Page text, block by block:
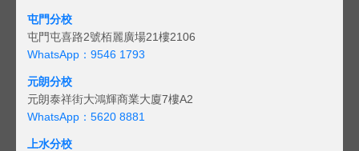
屯門分校
屯門屯喜路2號栢麗廣場21樓2106
WhatsApp：9546 1793
元朗分校
元朗泰祥街大鴻輝商業大廈7樓A2
WhatsApp：5620 8881
上水分校